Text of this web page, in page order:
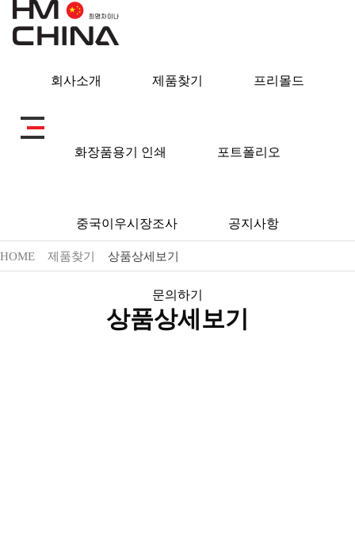
회사소개 제품찾기 프리몰드
화장품용기 인쇄 포트폴리오
중국이우시장조사 공지사항
문의하기
제품찾기
HOME 제품찾기 상품상세보기
상품상세보기